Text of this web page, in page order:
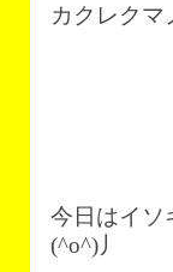
カクレク
今日はイソ
(^o^)丿